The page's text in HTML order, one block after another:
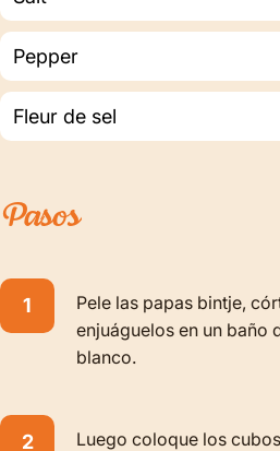
Pepper
Fleur de sel
Pasos
Pele las papas bintje,
enjuáguelos en un baño
blanco.
Luego coloque los